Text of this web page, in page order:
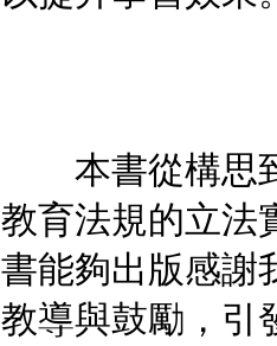
本書從構思到
教育法規的立法
書能夠出版感謝
教導與鼓勵，引